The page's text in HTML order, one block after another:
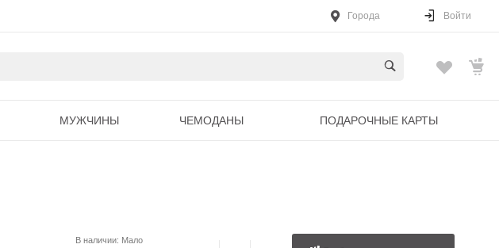
Города Войти
МУЖЧИНЫ ЧЕМОДАНЫ ПОДАРОЧНЫЕ КАРТЫ
В наличии: Мало